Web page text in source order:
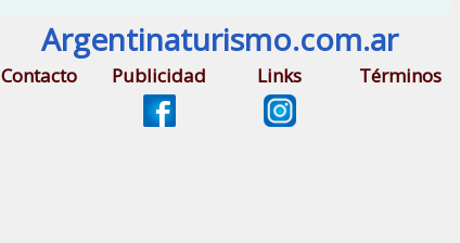
Argentinaturismo.com.ar
Contacto Publicidad Links Términos